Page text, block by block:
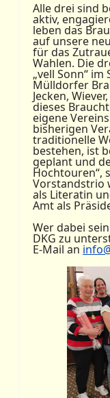
Alle drei sind
aktiv,
leben das
auf unsere
für das
Wahlen. Die
„vell Sonn“
Mülldorfer
Jecken,
dieses
eigene
bisherigen
traditionelle
bestehen, ist
geplant und
Hochtouren“,
Vorstandstrio
als Literatin
Amt als
Wer dabei
DKG zu
E-Mail an